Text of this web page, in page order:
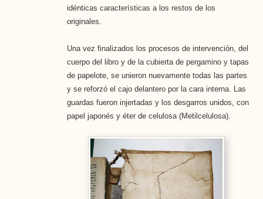
idénticas características a los restos de los
originales.
Una vez finalizados los procesos de intervención, del
cuerpo del libro y de la cubierta de pergamino y tapas
de papelote, se unieron nuevamente todas las partes
y se reforzó el cajo delantero por la cara interna. Las
guardas fueron injertadas y los desgarros unidos, con
papel japonés y éter de celulosa (Metilcelulosa).